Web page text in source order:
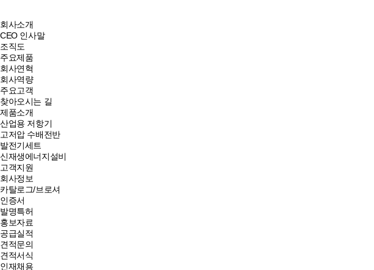
회사소개
CEO 인사말
조직도
주요제품
회사연혁
회사역량
주요고객
찾아오시는 길
제품소개
산업용 저항기
고저압 수배전반
발전기세트
신재생에너지설비
고객지원
회사정보
카탈로그/브로셔
인증서
발명특허
홍보자료
공급실적
견적문의
견적서식
인재채용